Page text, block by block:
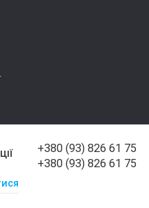
+380 (93) 826 61 75
+380 (93) 826 61 75